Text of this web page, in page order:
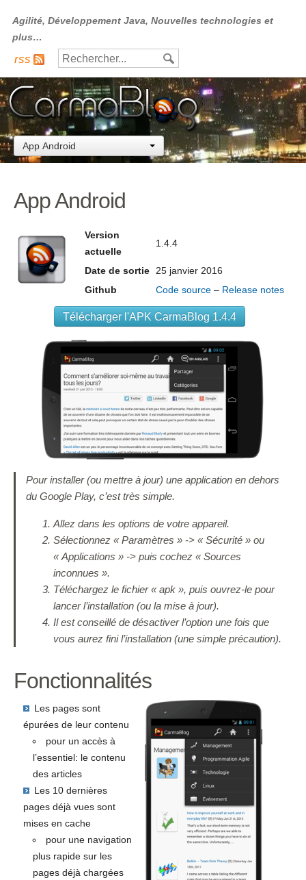
Agilité, Développement Java, Nouvelles technologies et
plus…
rss
App Android
App Android
Version
actuelle
1.4.4
Date de sortie 25 janvier 2016
Github
Code source – Release notes
Pour installer (ou mettre à jour) une application en dehors
du Google Play, c’est très simple.
Allez dans les options de votre appareil.
Sélectionnez « Paramètres » -> « Sécurité » ou
« Applications » -> puis cochez « Sources
inconnues ».
Téléchargez le fichier « apk », puis ouvrez-le pour
lancer l’installation (ou la mise à jour).
Il est conseillé de désactiver l’option une fois que
vous aurez fini l’installation (une simple précaution).
Fonctionnalités
Les pages sont
épurées de leur contenu
pour un accès à
l’essentiel: le contenu
des articles
Les 10 dernières
pages déjà vues sont
mises en cache
pour une navigation
plus rapide sur les
pages déjà chargées